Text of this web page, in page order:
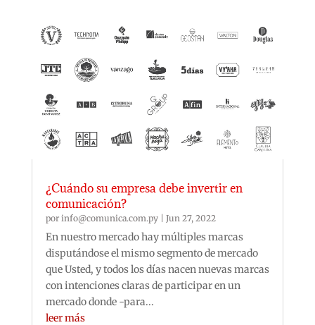
¿Cuándo su empresa debe invertir en
comunicación?
por info@comunica.com.py| Jun 27, 2022
En nuestro mercado hay múltiples marcas
disputándose el mismo segmento de mercado
que Usted, y todos los días nacen nuevas marcas
con intenciones claras de participar en un
mercado donde -para...
leer más